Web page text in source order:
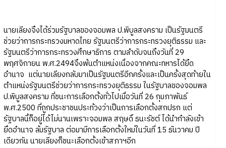
นายเลียงจึงได้ร่วมรัฐบาลของจอมพล ป.พิบูลสงคราม เป็นรัฐมนตรี
ช่วยว่าการกระทรวงมหาดไทย รัฐมนตรีว่าการกระทรวงยุติธรรม และ
รัฐมนตรีว่าการกระทรวงศึกษาธิการ ตามลำดับจนถึงวันที่ 29
พฤศจิกายน พ.ศ.2494จึงพ้นตำแหน่งเนื่องจากคณะทหารได้ยึด
อำนาจ แต่นายเลียงกลับมาเป็นรัฐมนตรีอีกครั้งและเป็นครั้งสุดท้ายใน
ตำแหน่งรัฐมนตรีช่วยว่าการกระทรวงยุติธรรม ในรัฐบาลของจอมพล
ป.พิบูลสงคราม ที่ชนะการเลือกตั้งทั่วไปเมื่อวันที่ 26 กุมภาพันธ์
พ.ศ.2500 ที่ถูกประชาชนประท้วงว่าเป็นการเลือกตั้งสกปรก แต่
รัฐบาลนี้ก็อยู่ได้ไม่นานเพราะจอมพล สฤษดิ์ ธนะรัชต์ ได้นำกำลังเข้า
ยึดอำนาจ ล้มรัฐบาล ต่อมามีการเลือกตั้งใหม่ในวันที่ 15 ธันวาคม ปี
เดียวกัน นายเลียงก็ชนะเลือกตั้งเข้าสภาฯอีก